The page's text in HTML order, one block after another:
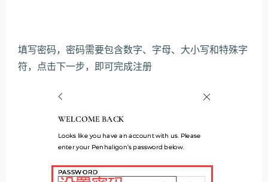
填写密码，密码需要包含数字、字母、大小写和特殊字
符，点击下一步，即可完成注册